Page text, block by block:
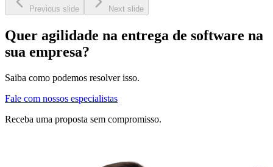
Previous slide Next slide
Quer agilidade na entrega de software na
sua empresa?
Saiba como podemos resolver isso.
Fale com nossos especialistas
Receba uma proposta sem compromisso.